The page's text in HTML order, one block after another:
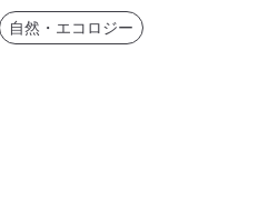
自然・エコロジー